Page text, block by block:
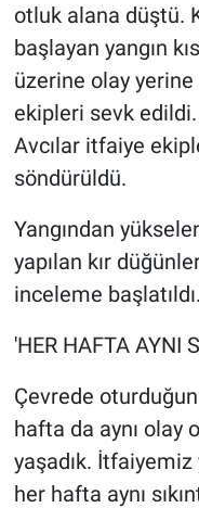
otluk alana düştü.
başlayan yangın
üzerine olay
ekipleri sevk edildi.
Avcılar itfaiye
söndürüldü.
Yangından
yapılan kır
inceleme başlatıldı.
'HER HAFTA AYNI
Çevrede
hafta da aynı olay
yaşadık.
her hafta aynı